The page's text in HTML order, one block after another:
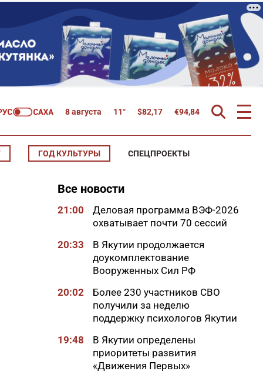
8 августа 11° $82,17 €94,84
ГОД КУЛЬТУРЫ СПЕЦПРОЕКТЫ
Все новости
21:00
Деловая программа ВЭФ-2026
охватывает почти 70 сессий
20:33
В Якутии продолжается
доукомплектование
Вооруженных Сил РФ
20:02
Более 230 участников СВО
получили за неделю
поддержку психологов Якутии
19:48
В Якутии определены
приоритеты развития
«Движения Первых»